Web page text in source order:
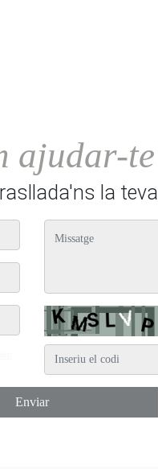
ajudar-
la
Captcha
Enviar